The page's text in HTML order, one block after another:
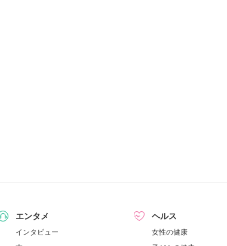
エンタメ
インタビュー
ヘルス
女性の健康